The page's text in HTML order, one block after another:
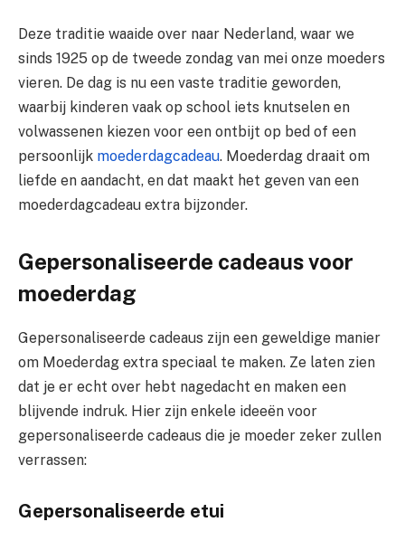
Deze traditie waaide over naar Nederland, waar we
sinds 1925 op de tweede zondag van mei onze moeders
vieren. De dag is nu een vaste traditie geworden,
waarbij kinderen vaak op school iets knutselen en
volwassenen kiezen voor een ontbijt op bed of een
persoonlijk moederdagcadeau. Moederdag draait om
liefde en aandacht, en dat maakt het geven van een
moederdagcadeau extra bijzonder.
Gepersonaliseerde cadeaus voor
moederdag
Gepersonaliseerde cadeaus zijn een geweldige manier
om Moederdag extra speciaal te maken. Ze laten zien
dat je er echt over hebt nagedacht en maken een
blijvende indruk. Hier zijn enkele ideeën voor
gepersonaliseerde cadeaus die je moeder zeker zullen
verrassen:
Gepersonaliseerde etui